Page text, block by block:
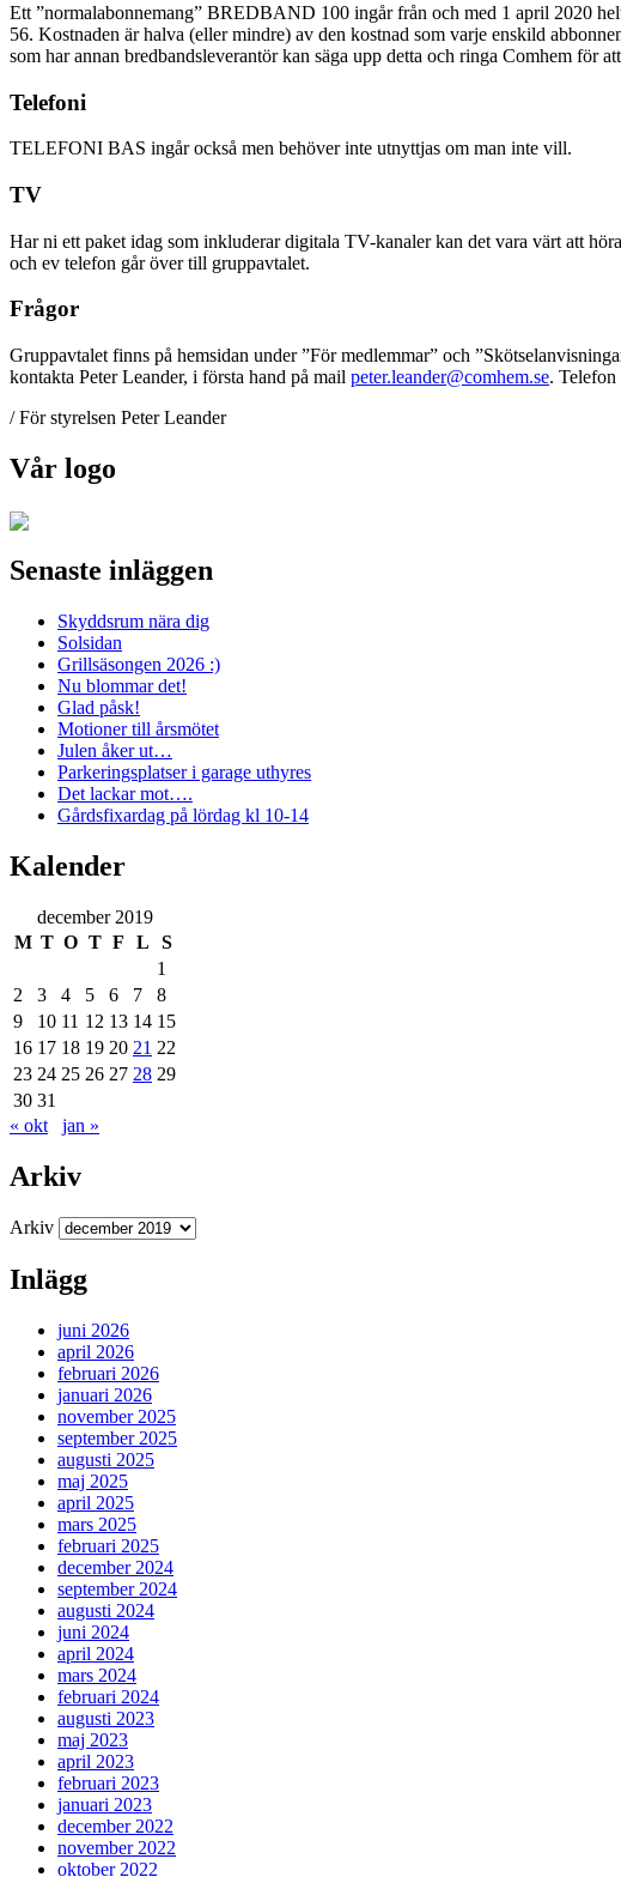
Ett ”normalabonnemang” BREDBAND 100 ingår från och med 1 april 2020
56. Kostnaden är halva (eller mindre) av den kostnad som varje enskild
som har annan bredbandsleverantör kan säga upp detta och ringa Comhem
Telefoni
TELEFONI BAS ingår också men behöver inte utnyttjas om man inte vill.
TV
Har ni ett paket idag som inkluderar digitala TV-kanaler kan det vara värt att
och ev telefon går över till gruppavtalet.
Frågor
Gruppavtalet finns på hemsidan under ”För medlemmar” och
kontakta Peter Leander, i första hand på mail peter.leander@comhem.se.
/ För styrelsen Peter Leander
Vår logo
Senaste inläggen
Skyddsrum nära dig
Solsidan
Grillsäsongen 2026 :)
Nu blommar det!
Glad påsk!
Motioner till årsmötet
Julen åker ut…
Parkeringsplatser i garage uthyres
Det lackar mot….
Gårdsfixardag på lördag kl 10-14
Kalender
december 2019
M T O T F L
S
1
2
3 4 5 6 7
8
9
10 11 12 13 14 15
16 17 18 19 20 21 22
23 24 25 26 27 28 29
30 31
« okt
jan »
Arkiv
Arkiv
Inlägg
juni 2026
april 2026
februari 2026
januari 2026
november 2025
september 2025
augusti 2025
maj 2025
april 2025
mars 2025
februari 2025
december 2024
september 2024
augusti 2024
juni 2024
april 2024
mars 2024
februari 2024
augusti 2023
maj 2023
april 2023
februari 2023
januari 2023
december 2022
november 2022
oktober 2022